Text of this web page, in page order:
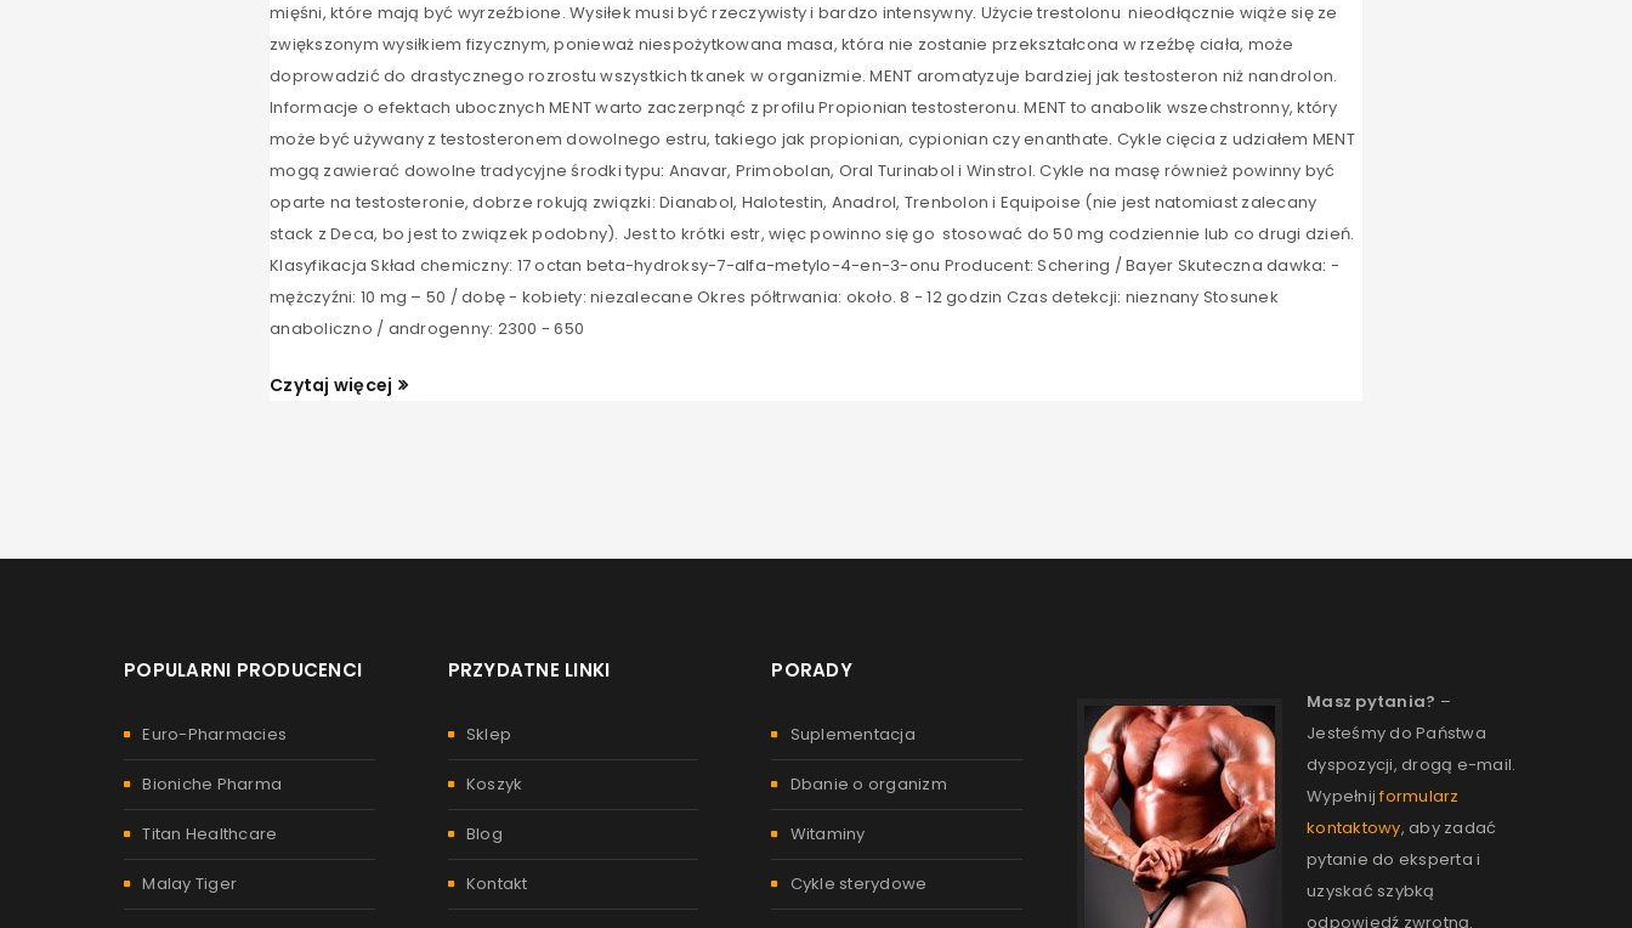
mięśni, które mają być wyrzeźbione. Wysiłek musi być rzeczywisty i bardzo intensywny. Użycie trestolonu nieodłącznie wiąże się ze
zwiększonym wysiłkiem fizycznym, ponieważ niespożytkowana masa, która nie zostanie przekształcona w rzeźbę ciała, może
doprowadzić do drastycznego rozrostu wszystkich tkanek w organizmie. MENT aromatyzuje bardziej jak testosteron niż nandrolon.
Informacje o efektach ubocznych MENT warto zaczerpnąć z profilu Propionian testosteronu. MENT to anabolik wszechstronny, który
może być używany z testosteronem dowolnego estru, takiego jak propionian, cypionian czy enanthate. Cykle cięcia z udziałem MENT
mogą zawierać dowolne tradycyjne środki typu: Anavar, Primobolan, Oral Turinabol i Winstrol. Cykle na masę również powinny być
oparte na testosteronie, dobrze rokują związki: Dianabol, Halotestin, Anadrol, Trenbolon i Equipoise (nie jest natomiast zalecany
stack z Deca, bo jest to związek podobny). Jest to krótki estr, więc powinno się go stosować do 50 mg codziennie lub co drugi dzień.
Klasyfikacja Skład chemiczny: 17 octan beta-hydroksy-7-alfa-metylo-4-en-3-onu Producent: Schering / Bayer Skuteczna dawka: -
mężczyźni: 10 mg – 50 / dobę - kobiety: niezalecane Okres półtrwania: około. 8 - 12 godzin Czas detekcji: nieznany Stosunek
anaboliczno / androgenny: 2300 - 650
Czytaj więcej
POPULARNI PRODUCENCI
Euro-Pharmacies
Bioniche Pharma
Titan Healthcare
Malay Tiger
PRZYDATNE LINKI
Sklep
Koszyk
Blog
Kontakt
PORADY
Suplementacja
Dbanie o organizm
Witaminy
Cykle sterydowe
Masz pytania? –
Jesteśmy do Państwa
dyspozycji, drogą e-mail.
Wypełnijformularz
kontaktowy, aby zadać
pytanie do eksperta i
uzyskać szybką
odpowiedź zwrotną.